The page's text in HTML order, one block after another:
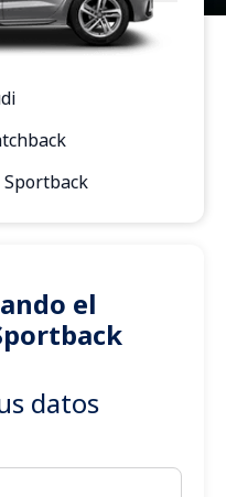
Sportback
el
datos